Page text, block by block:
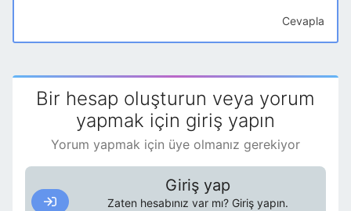
Cevapla
Bir hesap oluşturun veya yorum
yapmak için giriş yapın
Yorum yapmak için üye olmanız gerekiyor
Giriş yap
Zaten hesabınız var mı? Giriş yapın.